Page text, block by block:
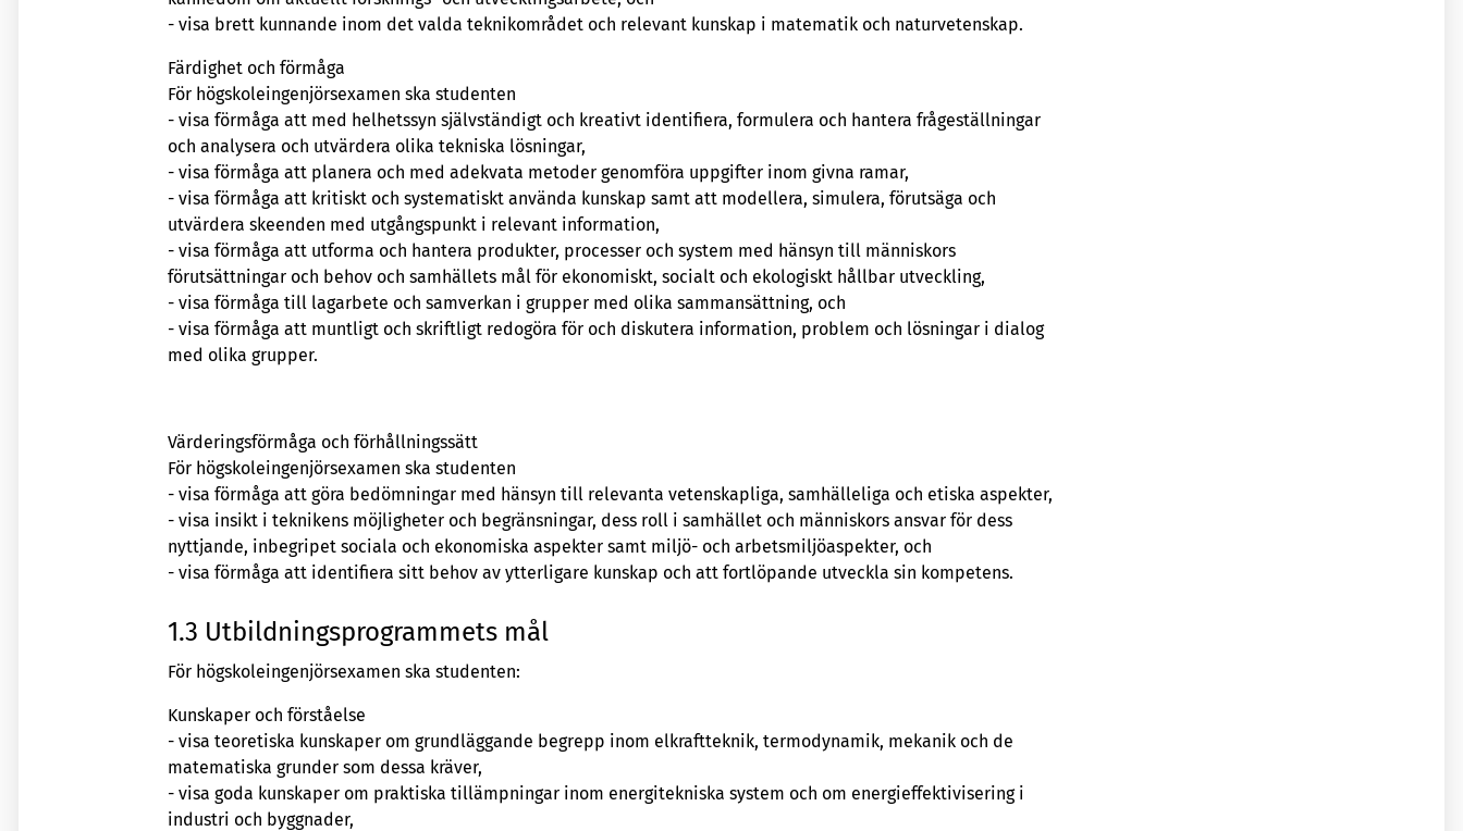
- visa brett kunnande inom det valda teknikområdet och relevant kunskap i matematik och naturvetenskap.
Färdighet och förmåga
För högskoleingenjörsexamen ska studenten
- visa förmåga att med helhetssyn självständigt och kreativt identifiera, formulera och hantera frågeställningar
och analysera och utvärdera olika tekniska lösningar,
- visa förmåga att planera och med adekvata metoder genomföra uppgifter inom givna ramar,
- visa förmåga att kritiskt och systematiskt använda kunskap samt att modellera, simulera, förutsäga och
utvärdera skeenden med utgångspunkt i relevant information,
- visa förmåga att utforma och hantera produkter, processer och system med hänsyn till människors
förutsättningar och behov och samhällets mål för ekonomiskt, socialt och ekologiskt hållbar utveckling,
- visa förmåga till lagarbete och samverkan i grupper med olika sammansättning, och
- visa förmåga att muntligt och skriftligt redogöra för och diskutera information, problem och lösningar i dialog
med olika grupper.
Värderingsförmåga och förhållningssätt
För högskoleingenjörsexamen ska studenten
- visa förmåga att göra bedömningar med hänsyn till relevanta vetenskapliga, samhälleliga och etiska aspekter,
- visa insikt i teknikens möjligheter och begränsningar, dess roll i samhället och människors ansvar för dess
nyttjande, inbegripet sociala och ekonomiska aspekter samt miljö- och arbetsmiljöaspekter, och
- visa förmåga att identifiera sitt behov av ytterligare kunskap och att fortlöpande utveckla sin kompetens.
1.3 Utbildningsprogrammets mål
För högskoleingenjörsexamen ska studenten:
Kunskaper och förståelse
- visa teoretiska kunskaper om grundläggande begrepp inom elkraftteknik, termodynamik, mekanik och de
matematiska grunder som dessa kräver,
- visa goda kunskaper om praktiska tillämpningar inom energitekniska system och om energieffektivisering i
industri och byggnader,